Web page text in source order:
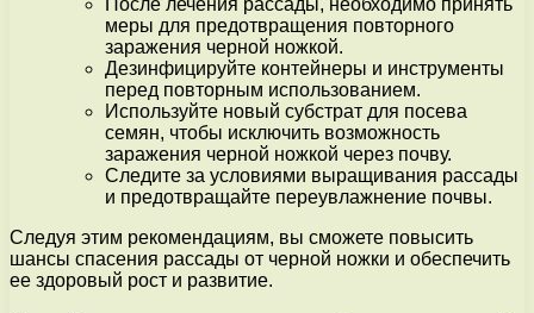
После лечения рассады, необходимо принять
меры для предотвращения повторного
заражения черной ножкой.
Дезинфицируйте контейнеры и инструменты
перед повторным использованием.
Используйте новый субстрат для посева
семян, чтобы исключить возможность
заражения черной ножкой через почву.
Следите за условиями выращивания рассады
и предотвращайте переувлажнение почвы.
Следуя этим рекомендациям, вы сможете повысить
шансы спасения рассады от черной ножки и обеспечить
ее здоровый рост и развитие.